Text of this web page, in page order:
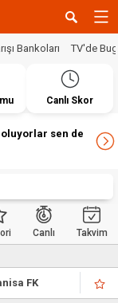
Bankoları TV'de
Canlı Skor
sen de
Canlı Takvim
FK